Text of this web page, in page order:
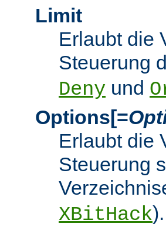
Limit
Erlaubt die
Steuerung
Deny und
Options[=
Erlaubt die
Steuerung
XBitHack